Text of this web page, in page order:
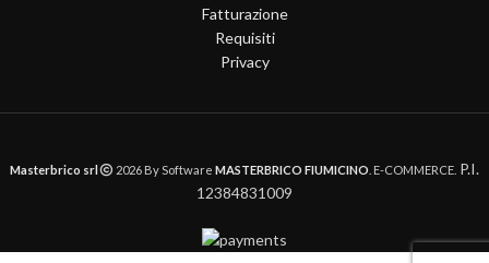
Fatturazione
Requisiti
Privacy
Masterbrico srl 2026 By Software MASTERBRICO FIUMICINO . E-COMMERCE. P.I.
12384831009